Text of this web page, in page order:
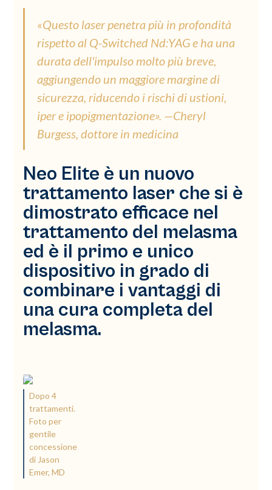
«Questo laser penetra più in profondità
rispetto al Q-Switched Nd:YAG e ha una
durata dell'impulso molto più breve,
aggiungendo un maggiore margine di
sicurezza, riducendo i rischi di ustioni,
iper e ipopigmentazione». —Cheryl
Burgess, dottore in medicina
Neo Elite è un nuovo
trattamento laser che si è
dimostrato efficace nel
trattamento del melasma
ed è il primo e unico
dispositivo in grado di
combinare i vantaggi di
una cura completa del
melasma.
Dopo 4
trattamenti.
Foto per
gentile
concessione
di Jason
Emer, MD